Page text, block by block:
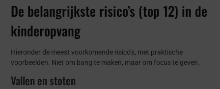
De belangrijkste risico’s (top 12) in de
kinderopvang
Hieronder de meest voorkomende risico’s, met praktische
voorbeelden. Niet om bang te maken, maar om focus te geven.
Vallen en stoten